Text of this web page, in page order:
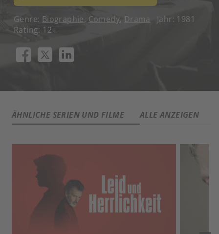
Genre: Biographie, Comedy, Drama
Jahr: 1981
Rating: 12+
ÄHNLICHE SERIEN UND FILME ALLE ANZEIGEN